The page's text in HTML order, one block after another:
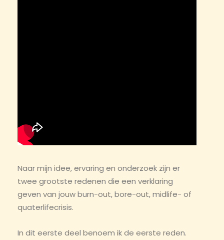
Naar mijn idee, ervaring en onderzoek zijn er
twee grootste redenen die een verklaring
geven van jouw burn-out, bore-out, midlife- of
quaterlifecrisis.
In dit eerste deel benoem ik de eerste reden.